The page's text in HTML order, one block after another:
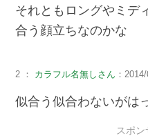
それともロングやミデ
合う顔立ちなのかな
2 ： カラフル名無しさん ：
似合う似合わないがは
スポン